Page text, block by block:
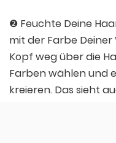
❷ Feuchte Deine
mit der Farbe
Kopf weg über die
Farben wählen und
kreieren. Das sieht